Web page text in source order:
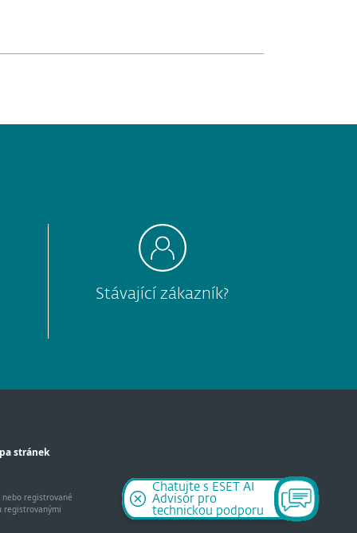
Stávající zákazník?
stránek
nebo registrované
registrovanými
Chatujte s ESET AI
Advisor pro
technickou podporu